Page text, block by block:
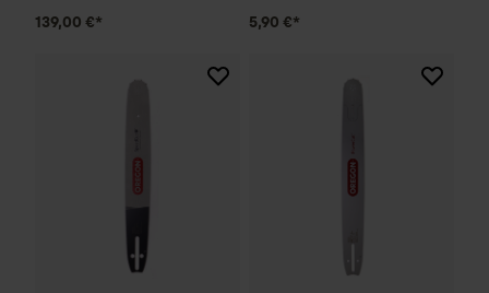
139,00 €* 5,90 €*